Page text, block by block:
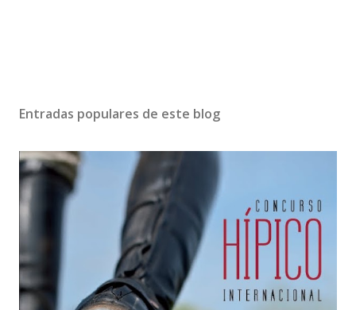
Entradas populares de este blog